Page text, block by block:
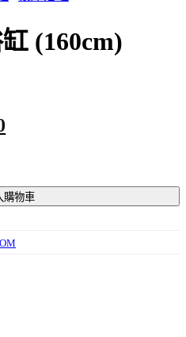
(160cm)
。
格：
NT$21,850。
購物車